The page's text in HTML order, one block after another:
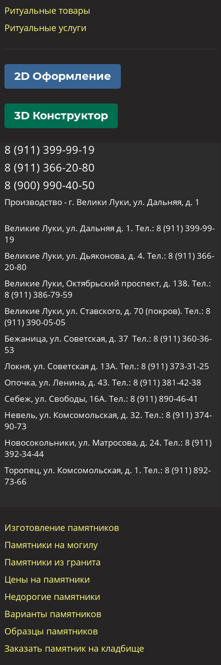
Ритуальные товары
Ритуальные услуги
2D Оформление
3D Конструктор
8 (911) 399-99-19
8 (911) 366-20-80
8 (900) 990-40-50
Производство - г. Велики Луки, ул. Дальняя, д. 1
Великие Луки, ул. Дальняя д. 1. Тел.: 8 (911) 399-99-
19
Великие Луки, ул. Дьяконова, д. 4. Тел.: 8 (911) 366-
20-80
Великие Луки, Октябрьский проспект, д. 138. Тел.:
8 (911) 386-79-59
Великие Луки, ул. Ставского, д. 70 (покров). Тел.: 8
(911) 390-05-05
Бежаница, ул. Советская, д. 37 Тел.: 8 (911) 360-36-
53
Локня, ул. Советская д. 13А. Тел.: 8 (911) 373-31-25
Опочка, ул. Ленина, д. 43. Тел.: 8 (911) 381-42-38
Себеж, ул. Свободы, 16А. Тел.: 8 (911) 890-46-41
Невель, ул. Комсомольская, д. 32. Тел.: 8 (911) 374-
90-73
Новосокольники, ул. Матросова, д. 24. Тел.: 8 (911)
392-34-44
Торопец, ул. Комсомольская, д. 1. Тел.: 8 (911) 892-
73-66
Изготовление памятников
Памятники на могилу
Памятники из гранита
Цены на памятники
Недорогие памятники
Варианты памятников
Образцы памятников
Заказать памятник на кладбище